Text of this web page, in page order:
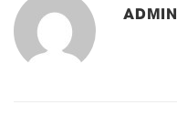
ADMIN